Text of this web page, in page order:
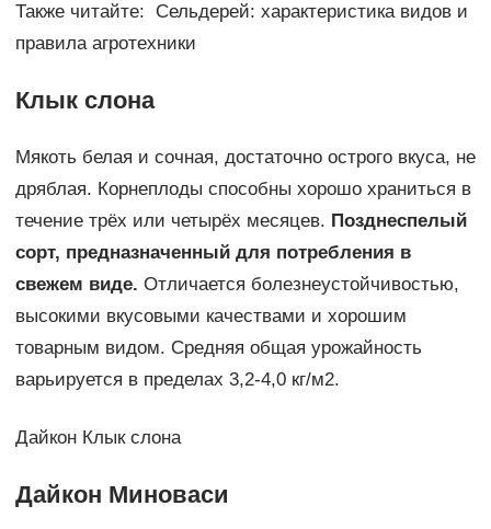
Также читайте: Сельдерей: характеристика видов и
правила агротехники
Клык слона
Мякоть белая и сочная, достаточно острого вкуса, не
дряблая. Корнеплоды способны хорошо храниться в
течение трёх или четырёх месяцев. Позднеспелый
сорт, предназначенный для потребления в
свежем виде. Отличается болезнеустойчивостью,
высокими вкусовыми качествами и хорошим
товарным видом. Средняя общая урожайность
варьируется в пределах 3,2-4,0 кг/м2.
Дайкон Клык слона
Дайкон Миноваси